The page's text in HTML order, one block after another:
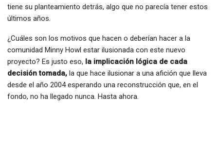
tiene su planteamiento detrás, algo que no parecía tener estos
últimos años.
¿Cuáles son los motivos que hacen o deberían hacer a la
comunidad Minny Howl estar ilusionada con este nuevo
proyecto? Es justo eso, la implicación lógica de cada
decisión tomada, la que hace ilusionar a una afición que lleva
desde el año 2004 esperando una reconstrucción que, en el
fondo, no ha llegado nunca. Hasta ahora.